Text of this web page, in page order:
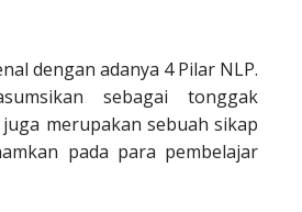
dengan adanya 4 Pilar NLP.
sebagai tonggak
merupakan sebuah sikap
pada para pembelajar